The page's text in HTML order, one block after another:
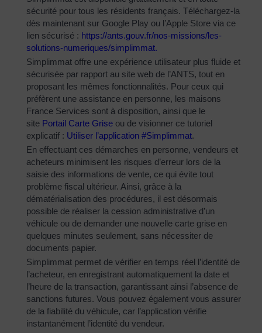
sécurité pour tous les résidents français. Téléchargez-la
dès maintenant sur Google Play ou l’Apple Store via ce
lien sécurisé : https://ants.gouv.fr/nos-missions/les-
solutions-numeriques/simplimmat.
Simplimmat offre une expérience utilisateur plus fluide et
sécurisée par rapport au site web de l’ANTS, tout en
proposant les mêmes fonctionnalités. Pour ceux qui
préfèrent une assistance en personne, les maisons
France Services sont à disposition, ainsi que le
site Portail Carte Grise ou de visionner ce tutoriel
explicatif : Utiliser l’application #Simplimmat.
En effectuant ces démarches en personne, vendeurs et
acheteurs minimisent les risques d’erreur lors de la
saisie des informations de vente, ce qui évite tout
problème fiscal ultérieur. Ainsi, grâce à la
dématérialisation des procédures, il est désormais
possible de réaliser la cession administrative d’un
véhicule ou de demander une nouvelle carte grise en
quelques minutes seulement, sans nécessiter de
documents papier.
Simplimmat permet de vérifier en temps réel l’identité de
l’acheteur, en enregistrant automatiquement la date et
l’heure de la transaction, garantissant ainsi l’absence de
sanctions futures. Vous pouvez également vous assurer
de la fiabilité du véhicule, car l’application vérifie
instantanément l’identité du vendeur.